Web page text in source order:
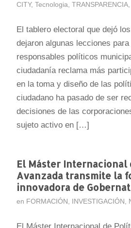
CITY, Tecnologia, TRANSPARENCIA,
El tablero electoral que dejó
dejaron algunas lecciones
responsables políticos
ciudadanía reclama más
en la toma y diseño de las
ciudadano ha pasado de ser
decisiones de las
sujeto activo en […]
El Máster Internacional
Avanzada transmite la
innovadora de
en FORMACIÓN , INVESTIGACIÓN ,
El Máster Internacional de